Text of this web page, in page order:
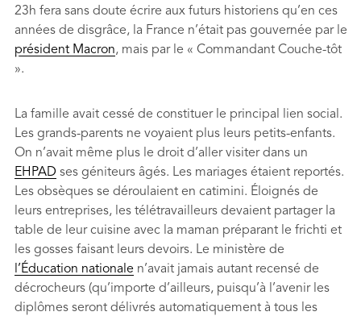
23h fera sans doute écrire aux futurs historiens qu’en ces
années de disgrâce, la France n’était pas gouvernée par le
président Macron, mais par le « Commandant Couche-tôt
».
La famille avait cessé de constituer le principal lien social.
Les grands-parents ne voyaient plus leurs petits-enfants.
On n’avait même plus le droit d’aller visiter dans un
EHPAD ses géniteurs âgés. Les mariages étaient reportés.
Les obsèques se déroulaient en catimini. Éloignés de
leurs entreprises, les télétravailleurs devaient partager la
table de leur cuisine avec la maman préparant le frichti et
les gosses faisant leurs devoirs. Le ministère de
l’Éducation nationalen’avait jamais autant recensé de
décrocheurs (qu’importe d’ailleurs, puisqu’à l’avenir les
diplômes seront délivrés automatiquement à tous les